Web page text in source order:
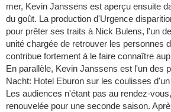
mer, Kevin Janssens est aperçu ensuite
du goût. La production d'Urgence
pour prêter ses traits à Nick Bulens, l'un
unité chargée de retrouver les personnes
contribue fortement à le faire connaître
En parallèle, Kevin Janssens est l'un des
Nacht: Hotel Eburon sur les coulisses
Les audiences n'étant pas au rendez-
renouvelée pour une seconde saison.